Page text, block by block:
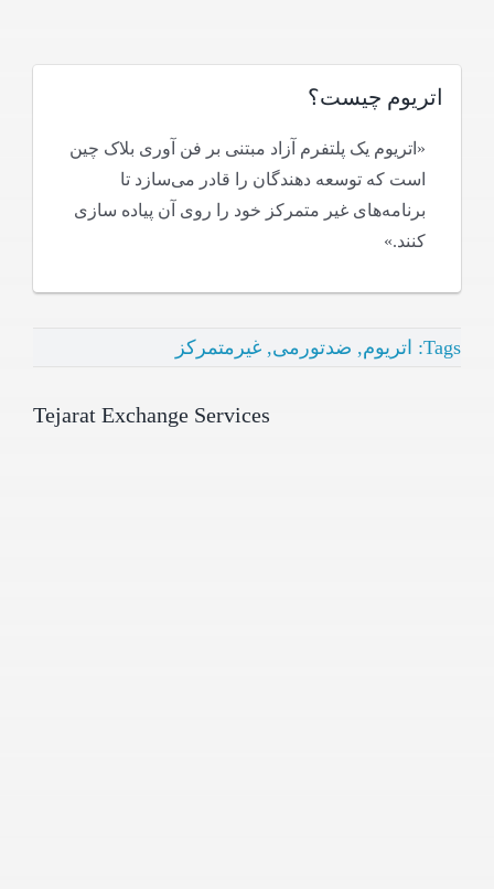
اتریوم چیست؟
«اتریوم یک پلتفرم آزاد مبتنی بر فن آوری بلاک چین
است که توسعه دهندگان را قادر می‌سازد تا
برنامه‌های غیر متمرکز خود را روی آن پیاده سازی
کنند.»
Tags: اتریوم, ضدتورمی, غیرمتمرکز
Tejarat Exchange Services